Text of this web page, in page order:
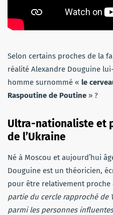
Selon certains proches de la
réalité Alexandre Douguine
homme surnommé « le
Raspoutine de Poutine » ?
Ultra-nationaliste et
de l’Ukraine
Né à Moscou et aujourd’hui
Douguine est un théoricien,
pour être relativement
partie du cercle rapproché de
parmi les personnes